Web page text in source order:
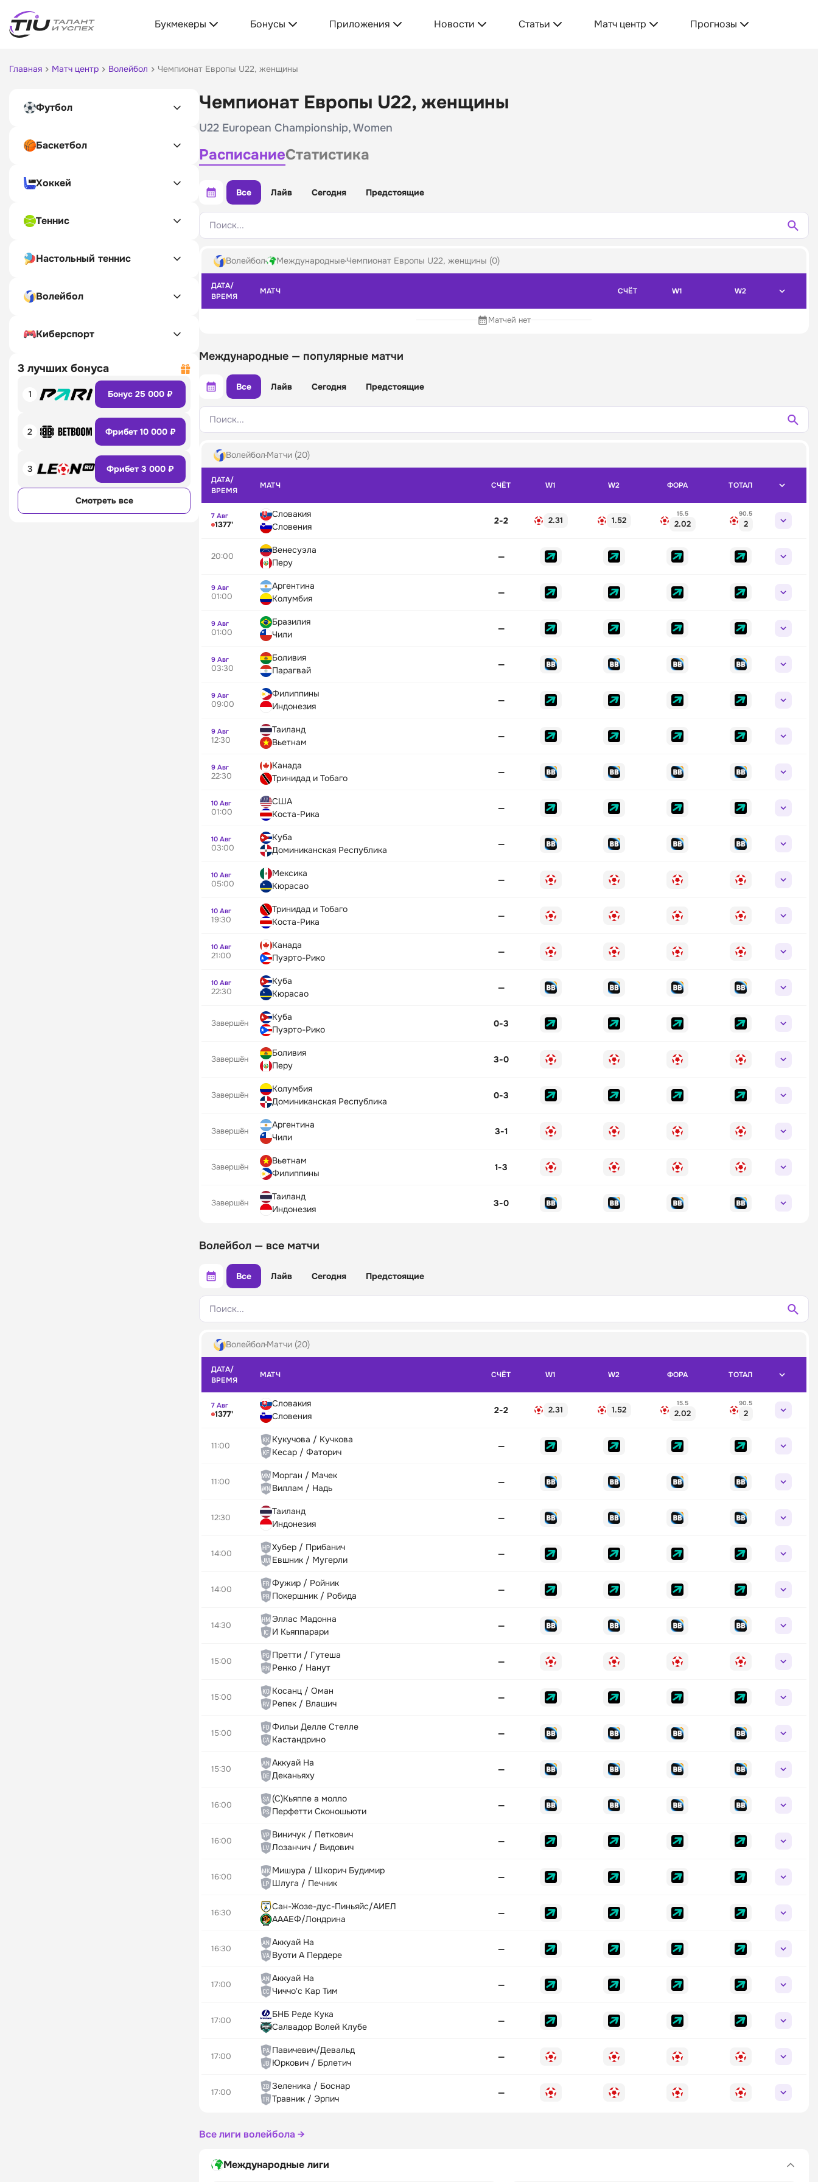
Букмекеры Бонусы Приложения Новости Статьи Матч центр Прогнозы
Главная Матч центр Волейбол Чемпионат Европы U22, женщины
Футбол
Баскетбол
Хоккей
Теннис
Настольный теннис
Волейбол
Киберспорт
3 лучших бонуса
1 Бонус 25 000 ₽
2 Фрибет 10 000 ₽
3 Фрибет 3 000 ₽
Смотреть все
Чемпионат Европы U22, женщины
U22 European Championship, Women
РасписаниеСтатистика
Все Лайв Сегодня Предстоящие
Поиск...
Волейбол МеждународныеЧемпионат Европы U22, женщины (0)
ДАТА/
ВРЕМЯ
МАТЧ СЧЁТ W1 W2
Матчей нет
Международные — популярные матчи
Все Лайв Сегодня Предстоящие
Поиск...
Волейбол Матчи (20)
ДАТА/
ВРЕМЯ
МАТЧ СЧЁТ W1 W2 ФОРА ТОТАЛ
7 Авг
1377'
Словакия
Словения
2-2 2.31 1.52
15.5
2.02
90.5
2
20:00
Венесуэла
Перу
—
9 Авг
01:00
Аргентина
Колумбия
—
9 Авг
01:00
Бразилия
Чили
—
9 Авг
03:30
Боливия
Парагвай
—
9 Авг
09:00
Филиппины
Индонезия
—
9 Авг
12:30
Таиланд
Вьетнам
—
9 Авг
22:30
Канада
Тринидад и Тобаго
—
10 Авг
01:00
США
Коста-Рика
—
10 Авг
03:00
Куба
Доминиканская Республика
—
10 Авг
05:00
Мексика
Кюрасао
—
10 Авг
19:30
Тринидад и Тобаго
Коста-Рика
—
10 Авг
21:00
Канада
Пуэрто-Рико
—
10 Авг
22:30
Куба
Кюрасао
—
Завершён
Куба
Пуэрто-Рико
0-3
Завершён
Боливия
Перу
3-0
Завершён
Колумбия
Доминиканская Республика
0-3
Завершён
Аргентина
Чили
3-1
Завершён
Вьетнам
Филиппины
1-3
Завершён
Таиланд
Индонезия
3-0
Волейбол — все матчи
Все Лайв Сегодня Предстоящие
Поиск...
Волейбол Матчи (20)
ДАТА/
ВРЕМЯ
МАТЧ СЧЁТ W1 W2 ФОРА ТОТАЛ
7 Авг
1377'
Словакия
Словения
2-2 2.31 1.52
15.5
2.02
90.5
2
11:00
Кукучова / Кучкова
Кесар / Фаторич
—
11:00
Морган / Мачек
Виллам / Надь
—
12:30
Таиланд
Индонезия
—
14:00
Хубер / Прибанич
Евшник / Мугерли
—
14:00
Фужир / Ройник
Покершник / Робида
—
14:30
Эллас Мадонна
И Кьяппарари
—
15:00
Претти / Гутеша
Ренко / Нанут
—
15:00
Косанц / Оман
Репек / Влашич
—
15:00
Фильи Делле Стелле
Кастандрино
—
15:30
Аккуай На
Деканьяху
—
16:00
(С)Кьяппе а молло
Перфетти Сконошьюти
—
16:00
Виничук / Петкович
Лозанчич / Видович
—
16:00
Мишура / Шкорич Будимир
Шлуга / Печник
—
16:30
Сан-Жозе-дус-Пиньяйс/АИЕЛ
АААЕФ/Лондрина
—
16:30
Аккуай На
Вуоти А Пердере
—
17:00
Аккуай На
Чиччо'с Кар Тим
—
17:00
БНБ Реде Кука
Салвадор Волей Клубе
—
17:00
Павичевич/Девальд
Юркович / Брлетич
—
17:00
Зеленика / Боснар
Травник / Эрпич
—
Все лиги волейбола →
Международные лиги